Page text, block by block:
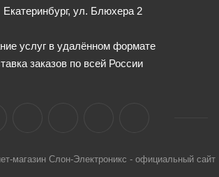
Екатеринбург, ул. Блюхера 2
услуг в удалённом формате
заказов по всей России
магазин Слон-Электроникс - официальный сайт